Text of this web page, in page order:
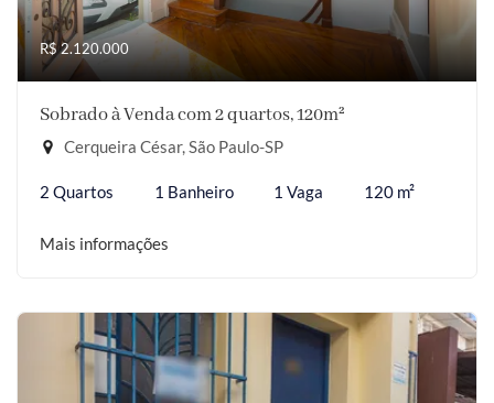
R$ 2.120.000
Sobrado à Venda com 2 quartos, 120m²
Cerqueira César, São Paulo-SP
2 Quartos 1 Banheiro 1 Vaga 120 m²
Mais informações